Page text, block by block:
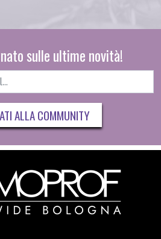
sulle ultime novità!
ALLA COMMUNITY